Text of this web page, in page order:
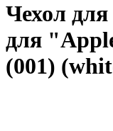
Чехол для
для
(001)